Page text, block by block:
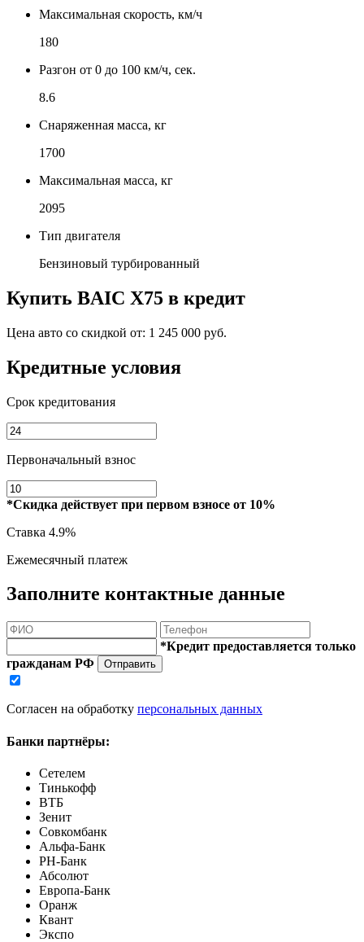
Максимальная скорость, км/ч
180
Разгон от 0 до 100 км/ч, сек.
8.6
Снаряженная масса, кг
1700
Максимальная масса, кг
2095
Тип двигателя
Бензиновый турбированный
Купить BAIC X75 в кредит
Цена авто со скидкой от: 1 245 000 руб.
Кредитные условия
Срок кредитования
Первоначальный взнос
*Скидка действует при первом взносе от 10%
Ставка 4.9%
Ежемесячный платеж
Заполните контактные данные
*Кредит предоставляется только
гражданам РФ
Отправить
Согласен на обработку персональных данных
Банки партнёры:
Сетелем
Тинькофф
ВТБ
Зенит
Совкомбанк
Альфа-Банк
РН-Банк
Абсолют
Европа-Банк
Оранж
Квант
Экспо